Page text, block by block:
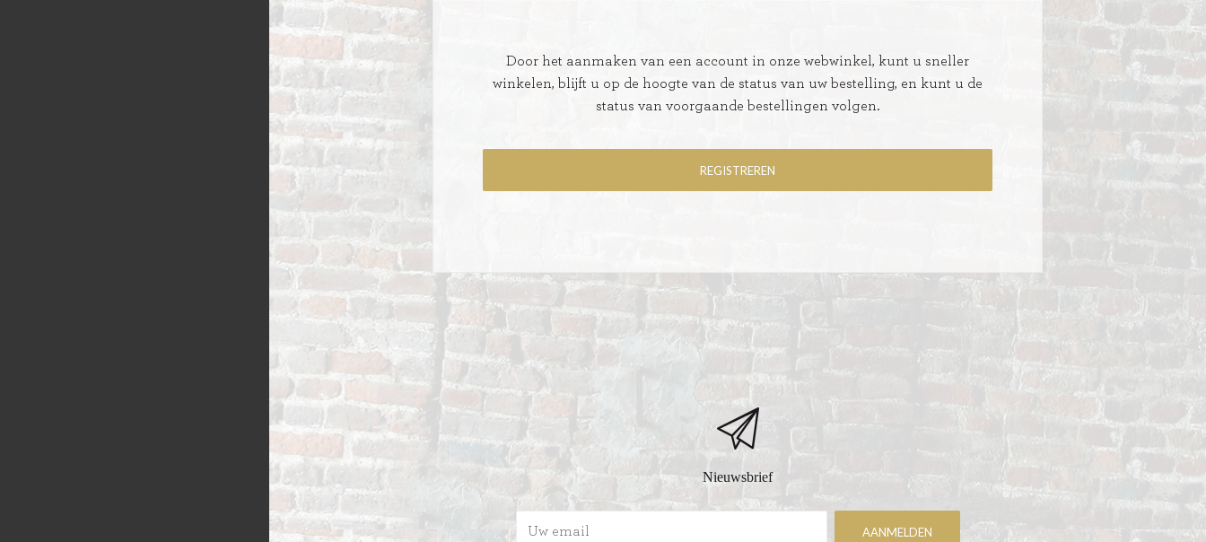
GEVULD BROOD
CROISSANTS
STOKBROOD
VLAAI RASTER
OPEN VLAAI
LUXE VLAAI
SEIZOEN VLAAI
GÂTEAUX
ROYAL TAARTEN
Door het aanmaken van een account in onze webwinkel, kunt u sneller
winkelen, blijft u op de hoogte van de status van uw bestelling, en kunt u de
status van voorgaande bestellingen volgen.
Nieuwsbrief